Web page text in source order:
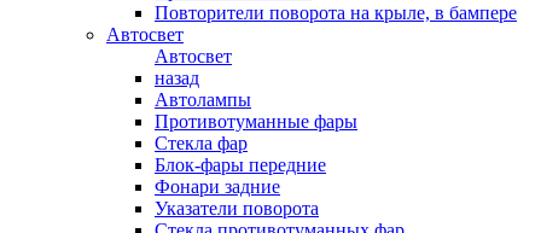
Повторители поворота на крыле, в бампере
Автосвет
Автосвет
назад
Автолампы
Противотуманные фары
Стекла фар
Блок-фары передние
Фонари задние
Указатели поворота